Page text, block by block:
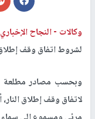
وكالات -النجاح
لشروط اتفاق وقف إطلاق
وبحسب مصادر مطلعة
لاتفاق وقف إطلاق